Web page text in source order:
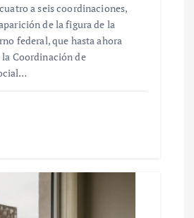
a seis coordinaciones,
de la figura de la
federal, que hasta ahora
Coordinación de